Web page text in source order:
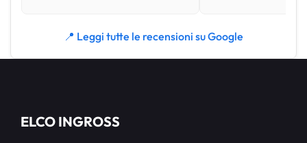
📍 Leggi tutte le recensioni su Google
ELCO INGROSS